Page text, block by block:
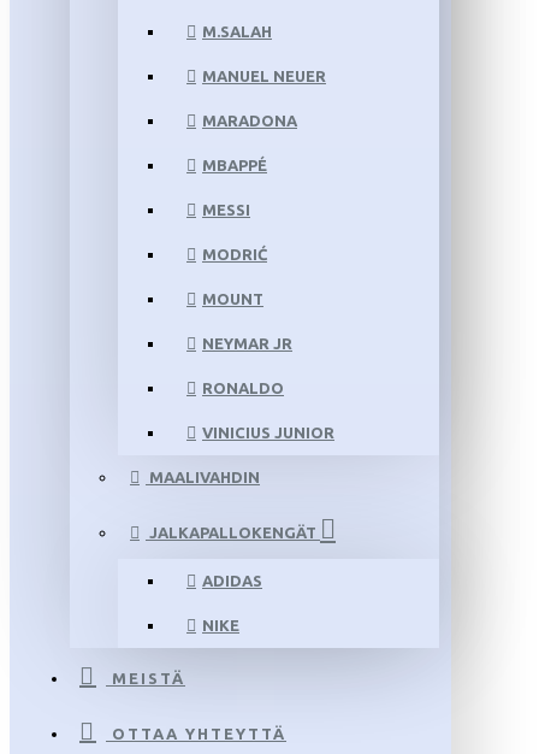
M.SALAH
MANUEL NEUER
MARADONA
MBAPPÉ
MESSI
MODRIĆ
MOUNT
NEYMAR JR
RONALDO
VINICIUS JUNIOR
MAALIVAHDIN
JALKAPALLOKENGÄT
ADIDAS
NIKE
MEISTÄ
OTTAA YHTEYTTÄ